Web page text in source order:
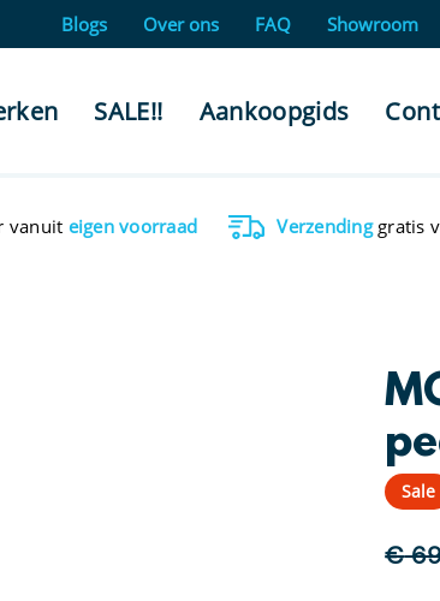
Blogs Over ons FAQ Showroom
SALE!! Aankoopgids
vanuit eigen voorraad Verzendinggratis
Sale
€